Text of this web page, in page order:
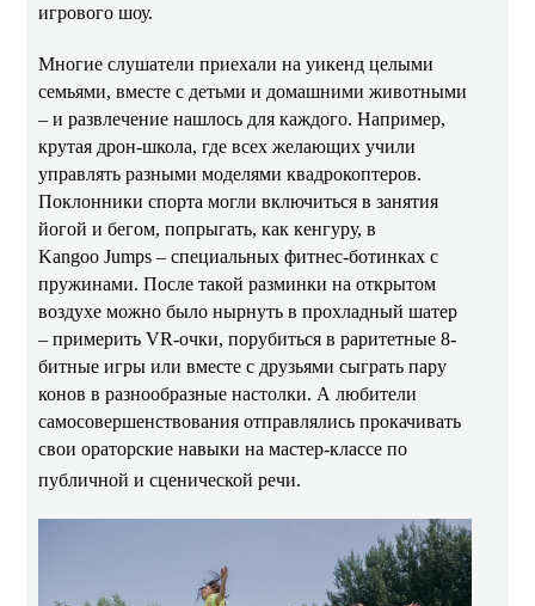
игрового шоу.
Многие слушатели приехали на уикенд целыми
семьями, вместе с детьми и домашними животными
– и развлечение нашлось для каждого. Например,
крутая дрон-школа, где всех желающих учили
управлять разными моделями квадрокоптеров.
Поклонники спорта могли включиться в занятия
йогой и бегом, попрыгать, как кенгуру, в
Kangoo Jumps – специальных фитнес-ботинках с
пружинами. После такой разминки на открытом
воздухе можно было нырнуть в прохладный шатер
– примеритьVR-очки, порубиться в раритетные 8-
битные игры или вместе с друзьями сыграть пару
конов в разнообразные настолки. А любители
самосовершенствования отправлялись прокачивать
свои ораторские навыки на мастер-классе по
публичной и сценической речи.